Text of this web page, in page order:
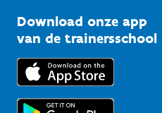
Bedrijven
Trainers en begeleiders
Kennisplatform
Downloads
Voor de pers
Download onze app
van de trainersschool